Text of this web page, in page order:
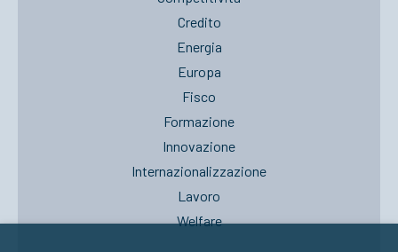
Credito
Energia
Europa
Fisco
Formazione
Innovazione
Internazionalizzazione
Lavoro
Welfare